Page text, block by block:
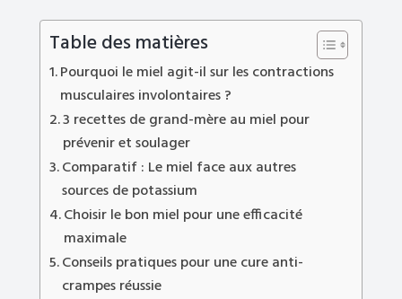
Table des matières
Pourquoi le miel agit-il sur les contractions
musculaires involontaires ?
3 recettes de grand-mère au miel pour
prévenir et soulager
Comparatif : Le miel face aux autres
sources de potassium
Choisir le bon miel pour une efficacité
maximale
Conseils pratiques pour une cure anti-
crampes réussie